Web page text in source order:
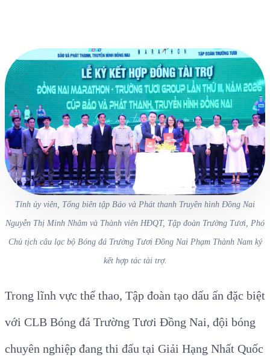
Tỉnh ủy viên, Tổng biên tập Báo và Phát thanh Truyền hình Đồng Nai
Nguyễn Thị Minh Nhâm và Thành viên HĐQT, Tập đoàn Trường Tươi, Phó
Chủ tịch câu lạc bộ Bóng đá Trường Tươi Đồng Nai Phạm Thành Nam ký
kết hợp tác tài trợ.
Trong lĩnh vực thể thao, Tập đoàn tạo dấu ấn đặc biệt
với CLB Bóng đá Trường Tươi Đồng Nai, đội bóng
chuyên nghiệp đang thi đấu tại Giải Hạng Nhất Quốc